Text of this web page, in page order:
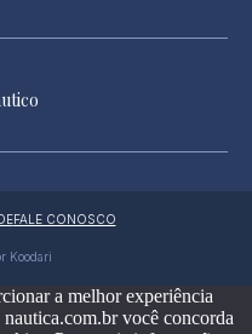
FALE CONOSCO
Koodari
a melhor experiência
você concorda